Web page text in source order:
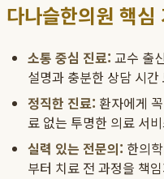
다나슬한의원 핵심
소통 중심 진료: 교수 출
설명과 충분한 상담 시간
정직한 진료: 환자에게
료 없는 투명한 의료 서
실력 있는 전문의: 한의
부터 치료 전 과정을 책